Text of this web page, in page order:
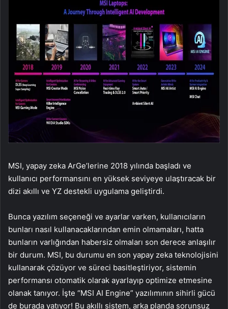
MSI, yapay zeka ArGe’lerine 2018 yılında başladı ve
kullanıcı performansını en yüksek seviyeye ulaştıracak bir
dizi akıllı ve YZ destekli uygulama geliştirdi.
Bunca yazılım seçeneği ve ayarlar varken, kullanıcıların
bunları nasıl kullanacaklarından emin olmamaları, hatta
bunların varlığından habersiz olmaları son derece anlaşılır
bir durum. MSI, bu durumu en son yapay zeka teknolojisini
kullanarak çözüyor ve süreci basitleştiriyor, sistemin
performansı otomatik olarak ayarlayıp optimize etmesine
olanak tanıyor. İşte “MSI AI Engine” yazılımının sihirli gücü
de burada yatıyor! Bu akıllı sistem, arka planda sorunsuz